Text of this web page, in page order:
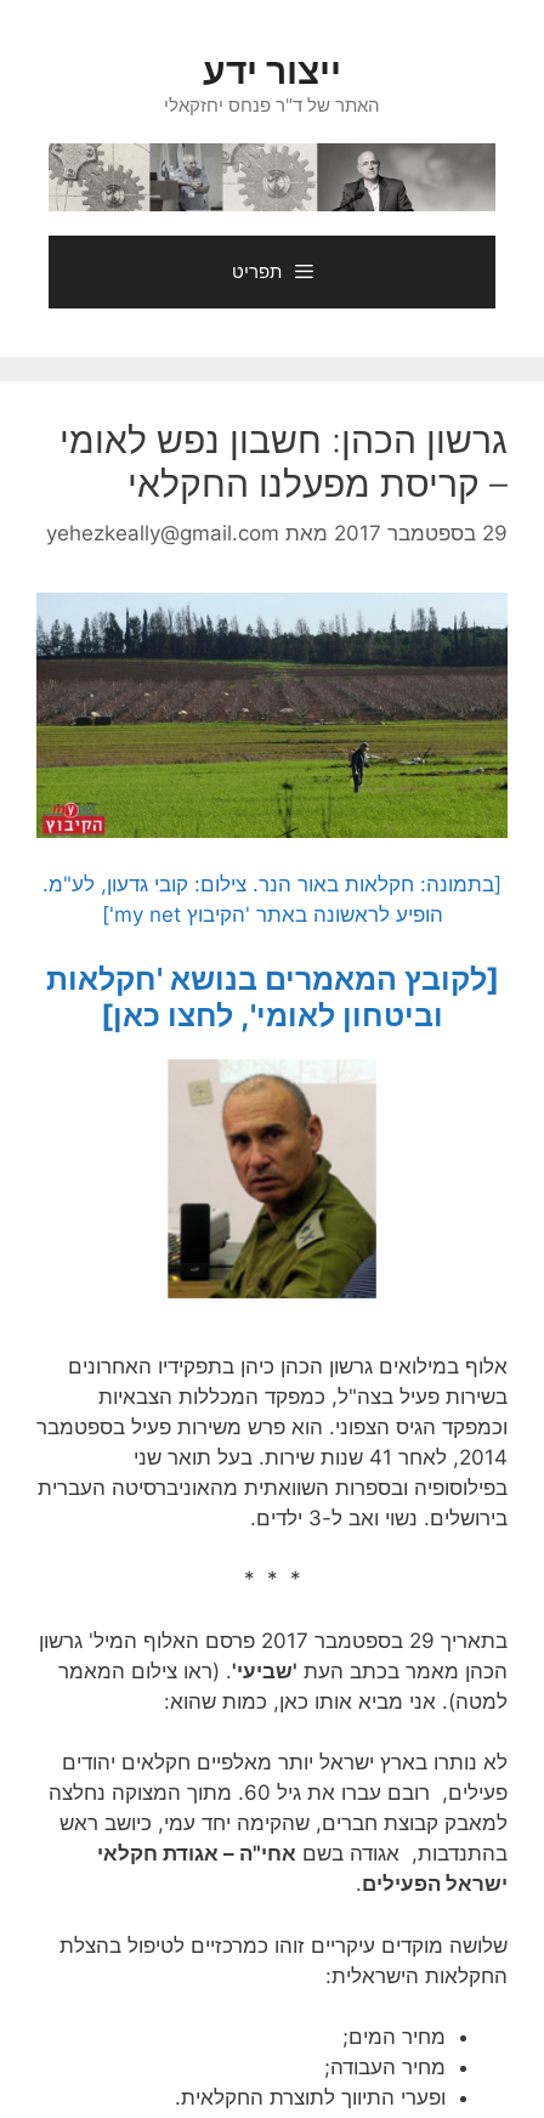
ייצור ידע
האתר של ד"ר פנחס יחזקאלי
תפריט
גרשון הכהן: חשבון נפש לאומי
– קריסת מפעלנו החקלאי
29 בספטמבר 2017 מאת yehezkeally@gmail.com
[בתמונה: חקלאות באור הנר. צילום: קובי גדעון, לע"מ.
הופיע לראשונה באתר 'הקיבוץ my net']
[לקובץ המאמרים בנושא 'חקלאות
וביטחון לאומי', לחצו כאן]
אלוף במילואים גרשון הכהן כיהן בתפקידיו האחרונים
בשירות פעיל בצה"ל, כמפקד המכללות הצבאיות
וכמפקד הגיס הצפוני. הוא פרש משירות פעיל בספטמבר
2014, לאחר 41 שנות שירות‏. בעל תואר שני
בפילוסופיה ובספרות השוואתית מהאוניברסיטה העברית
בירושלים. נשוי ואב ל-3 ילדים.
* * *
בתאריך 29 בספטמבר 2017 פרסם האלוף המיל' גרשון
הכהן מאמר בכתב העת 'שביעי'. (ראו צילום המאמר
למטה). אני מביא אותו כאן, כמות שהוא:
לא נותרו בארץ ישראל יותר מאלפיים חקלאים יהודים
פעילים, רובם עברו את גיל 60. מתוך המצוקה נחלצה
למאבק קבוצת חברים, שהקימה יחד עמי, כיושב ראש
בהתנדבות, אגודה בשם אחי"ה – אגודת חקלאי
ישראל הפעילים.
שלושה מוקדים עיקריים זוהו כמרכזיים לטיפול בהצלת
החקלאות הישראלית:
מחיר המים;
מחיר העבודה;
ופערי התיווך לתוצרת החקלאית.